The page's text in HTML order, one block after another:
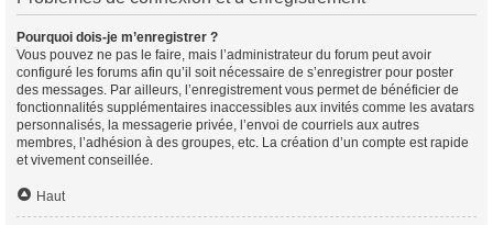
Pourquoi dois-je m’enregistrer ?
Vous pouvez ne pas le faire, mais l’administrateur du forum peut avoir
configuré les forums afin qu’il soit nécessaire de s’enregistrer pour poster
des messages. Par ailleurs, l’enregistrement vous permet de bénéficier de
fonctionnalités supplémentaires inaccessibles aux invités comme les avatars
personnalisés, la messagerie privée, l’envoi de courriels aux autres
membres, l’adhésion à des groupes, etc. La création d’un compte est rapide
et vivement conseillée.
Haut